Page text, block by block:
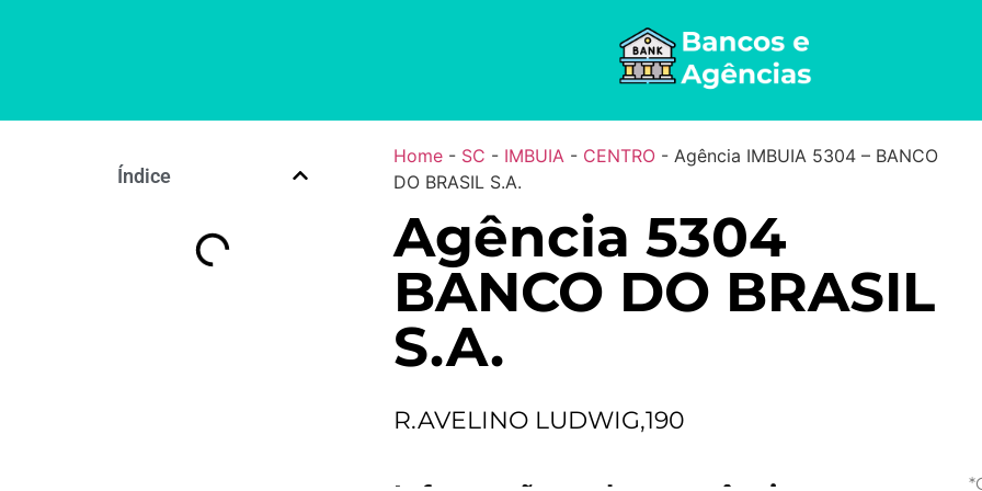
Índice
Home- SC - IMBUIA - CENTRO- Agência IMBUIA 5304 – BANCO
DO BRASIL S.A.
Agência 5304
BANCO DO BRASIL
S.A.
R.AVELINO LUDWIG,190